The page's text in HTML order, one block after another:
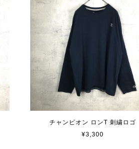
チャンピオン ロンT 刺繍ロゴ
¥3,300